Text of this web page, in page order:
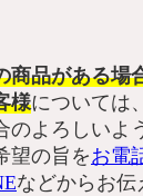
商品がある場
様については
のよろしいよ
望の旨をお電
などからお伝